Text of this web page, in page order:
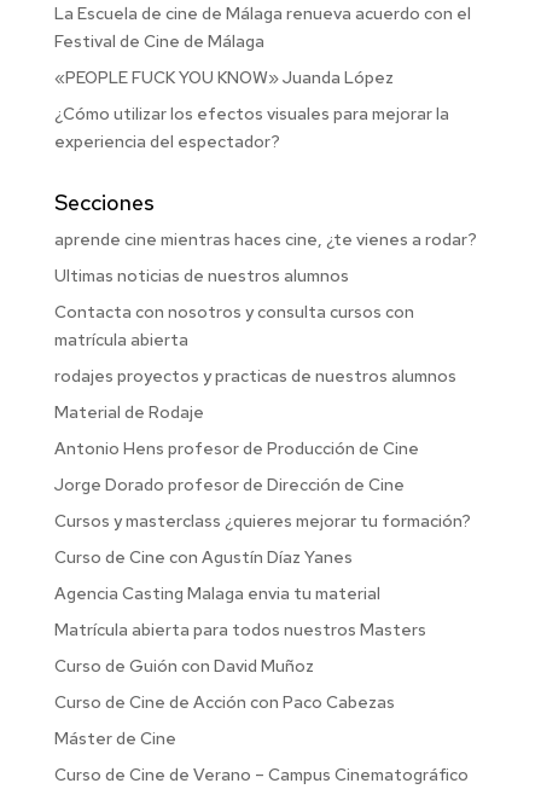
La Escuela de cine de Málaga renueva acuerdo con el
Festival de Cine de Málaga
«PEOPLE FUCK YOU KNOW» Juanda López
¿Cómo utilizar los efectos visuales para mejorar la
experiencia del espectador?
Secciones
aprende cine mientras haces cine, ¿te vienes a rodar?
Ultimas noticias de nuestros alumnos
Contacta con nosotros y consulta cursos con
matrícula abierta
rodajes proyectos y practicas de nuestros alumnos
Material de Rodaje
Antonio Hens profesor de Producción de Cine
Jorge Dorado profesor de Dirección de Cine
Cursos y masterclass ¿quieres mejorar tu formación?
Curso de Cine con Agustín Díaz Yanes
Agencia Casting Malaga envia tu material
Matrícula abierta para todos nuestros Masters
Curso de Guión con David Muñoz
Curso de Cine de Acción con Paco Cabezas
Máster de Cine
Curso de Cine de Verano – Campus Cinematográfico